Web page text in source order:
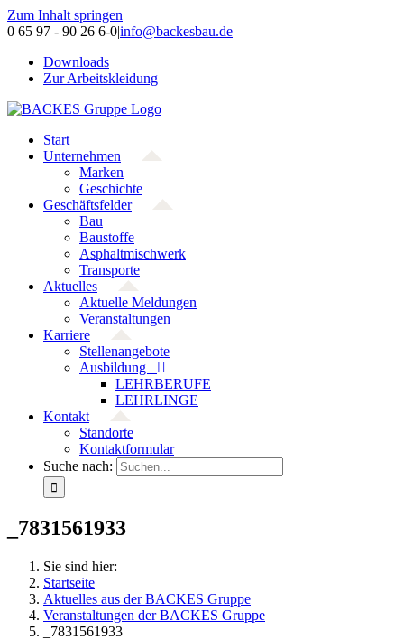
Zum Inhalt springen
0 65 97 - 90 26 6-0|info@backesbau.de
Downloads
Zur Arbeitskleidung
Start
Unternehmen
Marken
Geschichte
Geschäftsfelder
Bau
Baustoffe
Asphaltmischwerk
Transporte
Aktuelles
Aktuelle Meldungen
Veranstaltungen
Karriere
Stellenangebote
Ausbildung
LEHRBERUFE
LEHRLINGE
Kontakt
Standorte
Kontaktformular
Suche nach:
_7831561933
Sie sind hier:
Startseite
Aktuelles aus der BACKES Gruppe
Veranstaltungen der BACKES Gruppe
_7831561933